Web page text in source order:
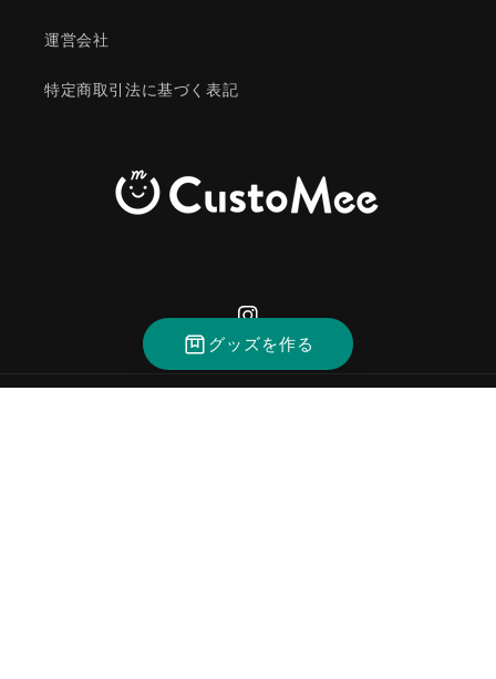
運営会社
特定商取引法に基づく表記
グッズを作る